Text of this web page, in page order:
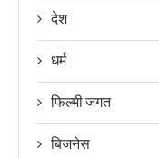
देश
धर्म
फिल्मी जगत
बिजनेस